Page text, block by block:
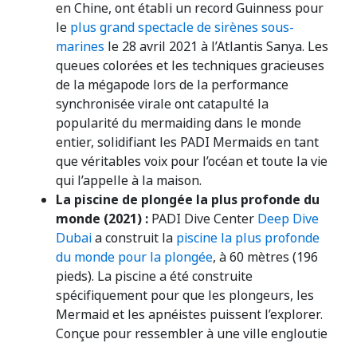
en Chine, ont établi un record Guinness pour
le plus grand spectacle de sirènes sous-
marines le 28 avril 2021 à l’Atlantis Sanya. Les
queues colorées et les techniques gracieuses
de la mégapode lors de la performance
synchronisée virale ont catapulté la
popularité du mermaiding dans le monde
entier, solidifiant les PADI Mermaids en tant
que véritables voix pour l’océan et toute la vie
qui l’appelle à la maison.
La piscine de plongée la plus profonde du
monde (2021) : PADI Dive Center Deep Dive
Dubaia construit la piscine la plus profonde
du monde pour la plongée, à 60 mètres (196
pieds). La piscine a été construite
spécifiquement pour que les plongeurs, les
Mermaid et les apnéistes puissent l’explorer.
Conçue pour ressembler à une ville engloutie